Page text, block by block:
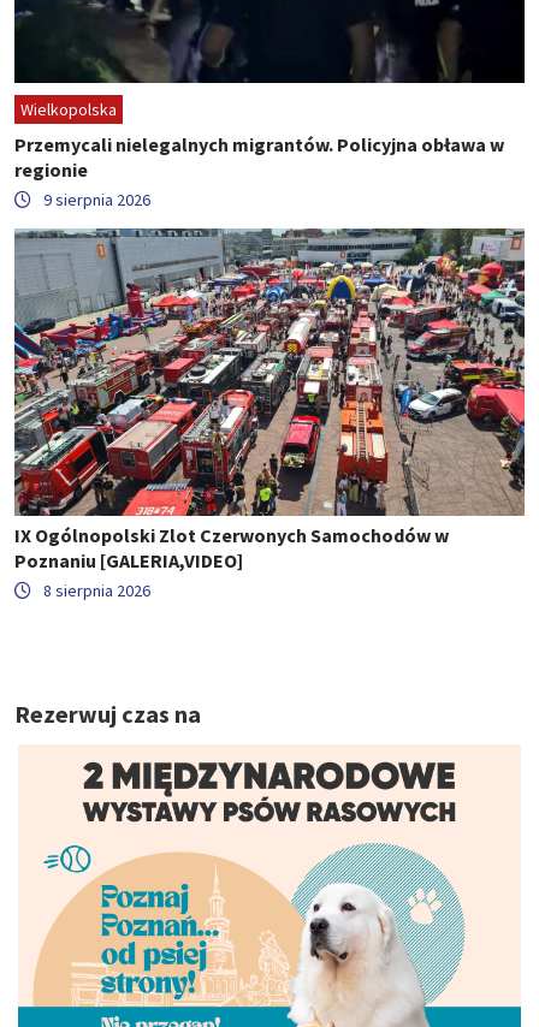
Wielkopolska
Przemycali nielegalnych migrantów. Policyjna obława w
regionie
9 sierpnia 2026
IX Ogólnopolski Zlot Czerwonych Samochodów w
Poznaniu [GALERIA,VIDEO]
8 sierpnia 2026
Rezerwuj czas na